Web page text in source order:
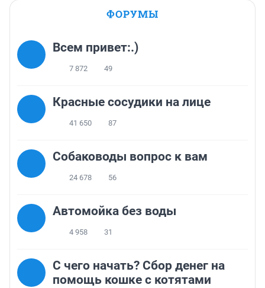
ФОРУМЫ
Всем привет:.)
7 872 49
Красные сосудики на лице
41 650 87
Собаководы вопрос к вам
24 678 56
Автомойка без воды
4 958 31
С чего начать? Сбор денег на
помощь кошке с котятами